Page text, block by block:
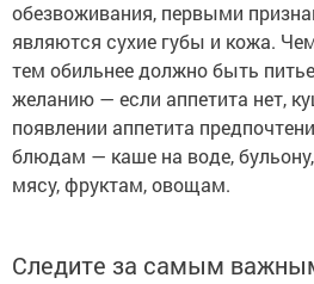
обезвоживания, первыми
являются сухие губы и кожа.
тем обильнее должно быть
желанию — если аппетита нет,
появлении аппетита
блюдам — каше на воде,
мясу, фруктам, овощам.
Следите за самым